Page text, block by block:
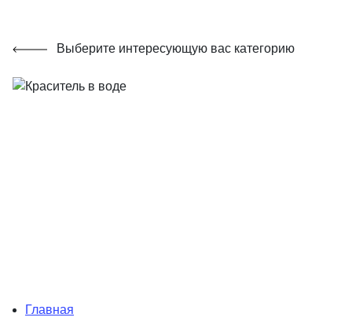
Выберите интересующую вас категорию
Главная